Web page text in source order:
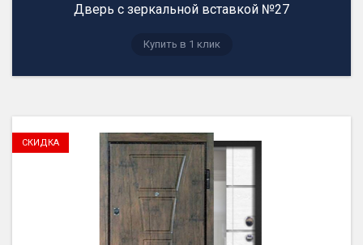
Дверь с зеркальной вставкой №27
Купить в 1 клик